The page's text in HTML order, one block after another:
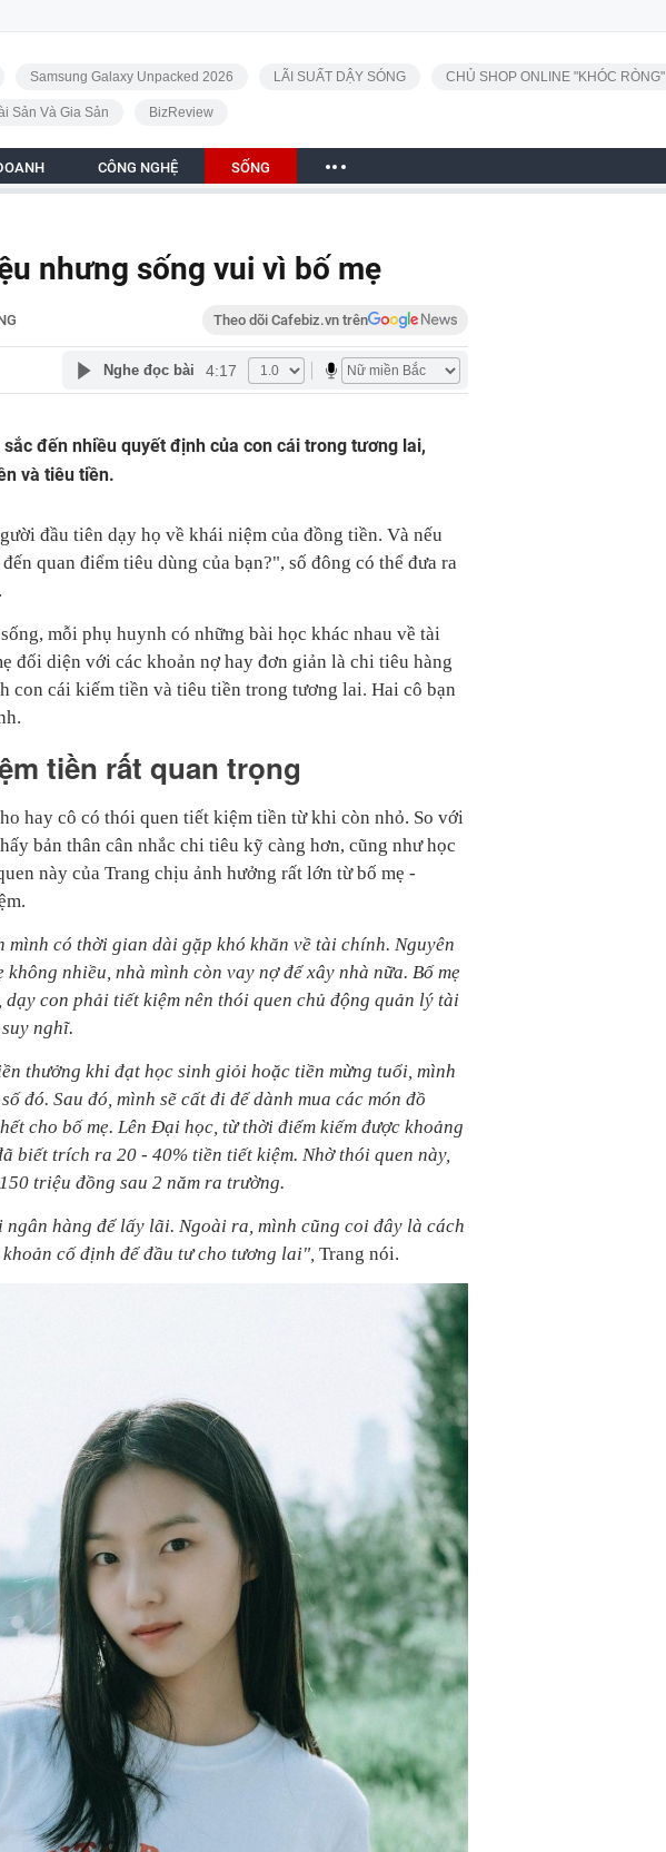
Samsung Galaxy Unpacked 2026 LÃI SUẤT DẬY SÓNG CHỦ SHOP ONLINE "KHÓC RÒNG"
Sản Và Gia Sản BizReview
CÔNG NGHỆ SỐNG
nhưng sống vui vì bố mẹ
Theo dõi Cafebiz.vn trên
Nghe đọc bài 4:17
đến nhiều quyết định của con cái trong tương lai,
và tiêu tiền.
đầu tiên dạy họ về khái niệm của đồng tiền. Và nếu
quan điểm tiêu dùng của bạn?", số đông có thể đưa ra
mỗi phụ huynh có những bài học khác nhau về tài
đối diện với các khoản nợ hay đơn giản là chi tiêu hàng
con cái kiếm tiền và tiêu tiền trong tương lai. Hai cô bạn
tiền rất quan trọng
hay cô có thói quen tiết kiệm tiền từ khi còn nhỏ. So với
bản thân cân nhắc chi tiêu kỹ càng hơn, cũng như học
này của Trang chịu ảnh hưởng rất lớn từ bố mẹ -
mình có thời gian dài gặp khó khăn về tài chính. Nguyên
nhiều, nhà mình còn vay nợ để xây nhà nữa. Bố mẹ
con phải tiết kiệm nên thói quen chủ động quản lý tài
nghĩ.
thưởng khi đạt học sinh giỏi hoặc tiền mừng tuổi, mình
đó. Sau đó, mình sẽ cất đi để dành mua các món đồ
cho bố mẹ. Lên Đại học, từ thời điểm kiếm được khoảng
biết trích ra 20 - 40% tiền tiết kiệm. Nhờ thói quen này,
triệu đồng sau 2 năm ra trường.
ngân hàng để lấy lãi. Ngoài ra, mình cũng coi đây là cách
cố định để đầu tư cho tương lai", Trang nói.